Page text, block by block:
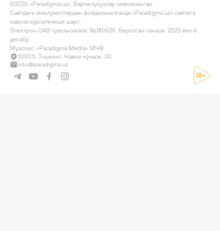
©2026 «Paradigma.uz». Барча ҳуқуқлар ҳимояланган.
Сайтдаги маълумотлардан фойдаланилганда «Paradigma.uz» сайтига
хавола кўрсатилиши шарт.
Электрон ОАВ гувоҳномаси: №180629. Берилган санаси: 2023 йил 6
декабр
Муассис: «Paradigma Media» МЧЖ
100011, Тошкент, Навои кўчаси, 30
info@paradigma.uz